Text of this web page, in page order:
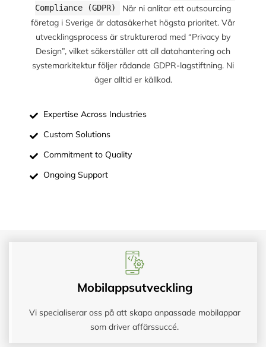
Compliance (GDPR)
När ni anlitar ett outsourcing
företag i Sverige är datasäkerhet högsta prioritet. Vår
utvecklingsprocess är strukturerad med “Privacy by
Design”, vilket säkerställer att all datahantering och
systemarkitektur följer rådande GDPR-lagstiftning. Ni
äger alltid er källkod.
Expertise Across Industries
Custom Solutions
Commitment to Quality
Ongoing Support
Mobilappsutveckling
Vi specialiserar oss på att skapa anpassade mobilappar
som driver affärssuccé.